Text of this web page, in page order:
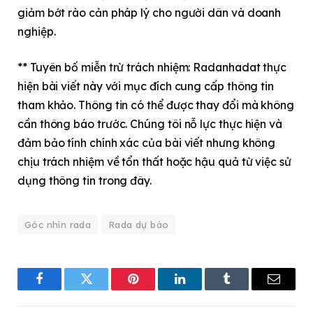
giảm bớt rào cản pháp lý cho người dân và doanh
nghiệp.
** Tuyên bố miễn trừ trách nhiệm: Radanhadat thực
hiện bài viết này với mục đích cung cấp thông tin
tham khảo. Thông tin có thể được thay đổi mà không
cần thông báo trước. Chúng tôi nỗ lực thực hiện và
đảm bảo tính chính xác của bài viết nhưng không
chịu trách nhiệm về tổn thất hoặc hậu quả từ việc sử
dụng thông tin trong đây.
Góc nhìn rada Rada dự báo
FacebookTwitter Pinterest LinkedInTumblr Email